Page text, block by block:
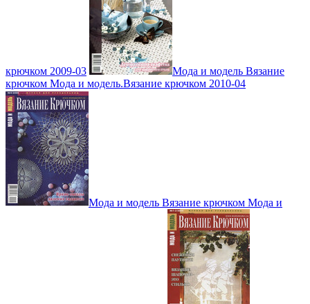
крючком 2009-03
Мода и модель Вязание
крючком Мода и модель.Вязание крючком 2010-04
Мода и модель Вязание крючком Мода и